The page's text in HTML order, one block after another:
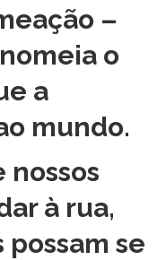
–
o
a
mundo.
nossos
à rua,
possam se